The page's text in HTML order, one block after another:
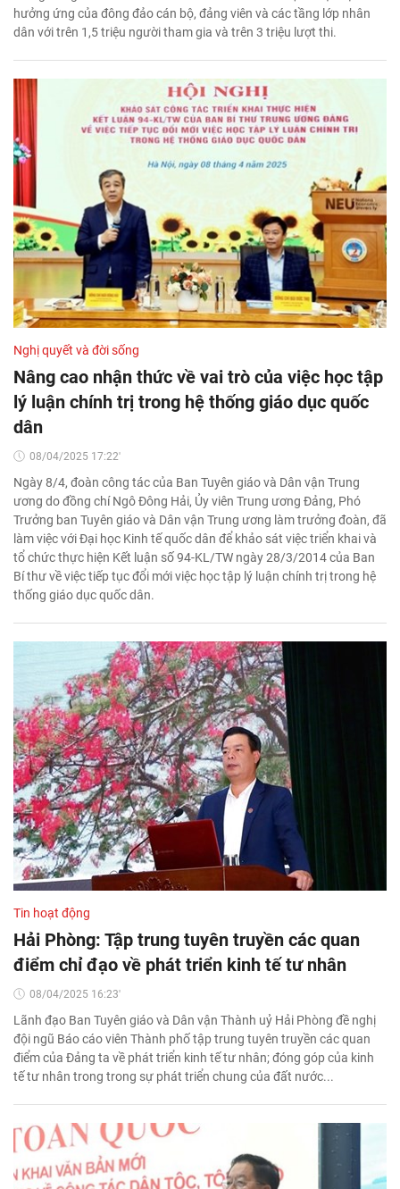
hưởng ứng của đông đảo cán bộ, đảng viên và các tầng lớp nhân
dân với trên 1,5 triệu người tham gia và trên 3 triệu lượt thi.
Nghị quyết và đời sống
Nâng cao nhận thức về vai trò của việc học tập
lý luận chính trị trong hệ thống giáo dục quốc
dân
08/04/2025 17:22'
Ngày 8/4, đoàn công tác của Ban Tuyên giáo và Dân vận Trung
ương do đồng chí Ngô Đông Hải, Ủy viên Trung ương Đảng, Phó
Trưởng ban Tuyên giáo và Dân vận Trung ương làm trưởng đoàn, đã
làm việc với Đại học Kinh tế quốc dân để khảo sát việc triển khai và
tổ chức thực hiện Kết luận số 94-KL/TW ngày 28/3/2014 của Ban
Bí thư về việc tiếp tục đổi mới việc học tập lý luận chính trị trong hệ
thống giáo dục quốc dân.
Tin hoạt động
Hải Phòng: Tập trung tuyên truyền các quan
điểm chỉ đạo về phát triển kinh tế tư nhân
08/04/2025 16:23'
Lãnh đạo Ban Tuyên giáo và Dân vận Thành uỷ Hải Phòng đề nghị
đội ngũ Báo cáo viên Thành phố tập trung tuyên truyền các quan
điểm của Đảng ta về phát triển kinh tế tư nhân; đóng góp của kinh
tế tư nhân trong trong sự phát triển chung của đất nước...